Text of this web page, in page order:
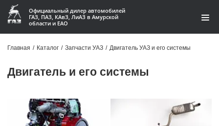
Официальный дилер автомобилей
ГАЗ, ПАЗ, КАвЗ, ЛиАЗ в Амурской
области и ЕАО
Контакты
Главная / Каталог / Запчасти УАЗ / Двигатель УАЗ и его системы
Двигатель и его системы